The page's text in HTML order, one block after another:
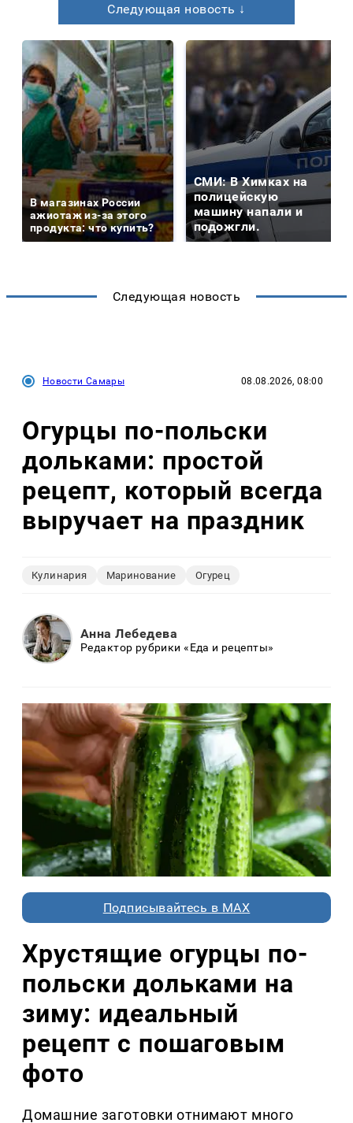
Следующая новость ↓
В магазинах России
ажиотаж из-за этого
продукта: что купить?
СМИ: В Химках на
полицейскую
машину напали и
подожгли.
Следующая новость
Новости Самары 08.08.2026, 08:00
Огурцы по‑польски
дольками: простой
рецепт, который всегда
выручает на праздник
Кулинария Маринование Огурец
Анна Лебедева
Редактор рубрики «Еда и рецепты»
Подписывайтесь в MAX
Хрустящие огурцы по-
польски дольками на
зиму: идеальный
рецепт с пошаговым
фото
Домашние заготовки отнимают много